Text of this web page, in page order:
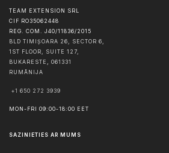
TEAM EXTENSION SRL
CIF RO35062448
REG. COM. J40/11836/2015
BLD TIMIȘOARA 26, SECTOR 6,
1ST FLOOR, SUITE 127,
BUKARESTE , 061331
RUMĀNIJA
+1 650 272 3939
MON-FRI 09:00-18:00 EET
SAZINIETIES AR MUMS